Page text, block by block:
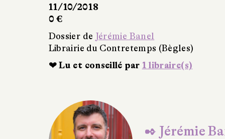
L’Autre siècle
Sous la direction de
Dossier de
Librairie du